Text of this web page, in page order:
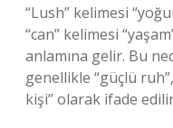
“Lush” kelimesi
“can” kelimesi
anlamına gelir. Bu
genellikle “güçlü
kişi” olarak ifade